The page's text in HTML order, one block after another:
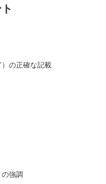
の正確な記載
の強調